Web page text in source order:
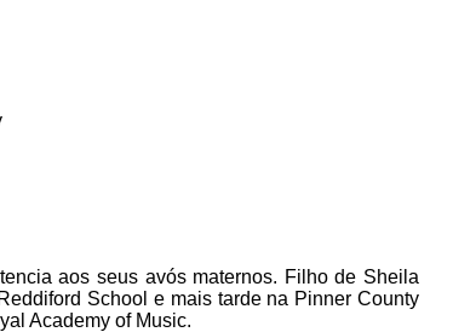
aos seus avós maternos. Filho de Sheila
School e mais tarde na Pinner County
Academy of Music.